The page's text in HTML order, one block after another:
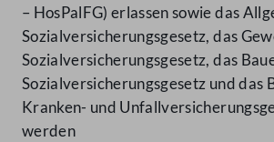
– HosPalFG) erlassen sowie das
Sozialversicherungsgesetz, das
Sozialversicherungsgesetz, das
Sozialversicherungsgesetz und das
Kranken- und
werden